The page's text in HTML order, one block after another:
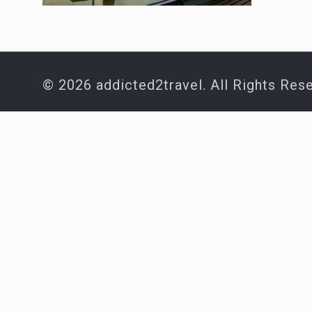
© 2026 addicted2travel. All Rights